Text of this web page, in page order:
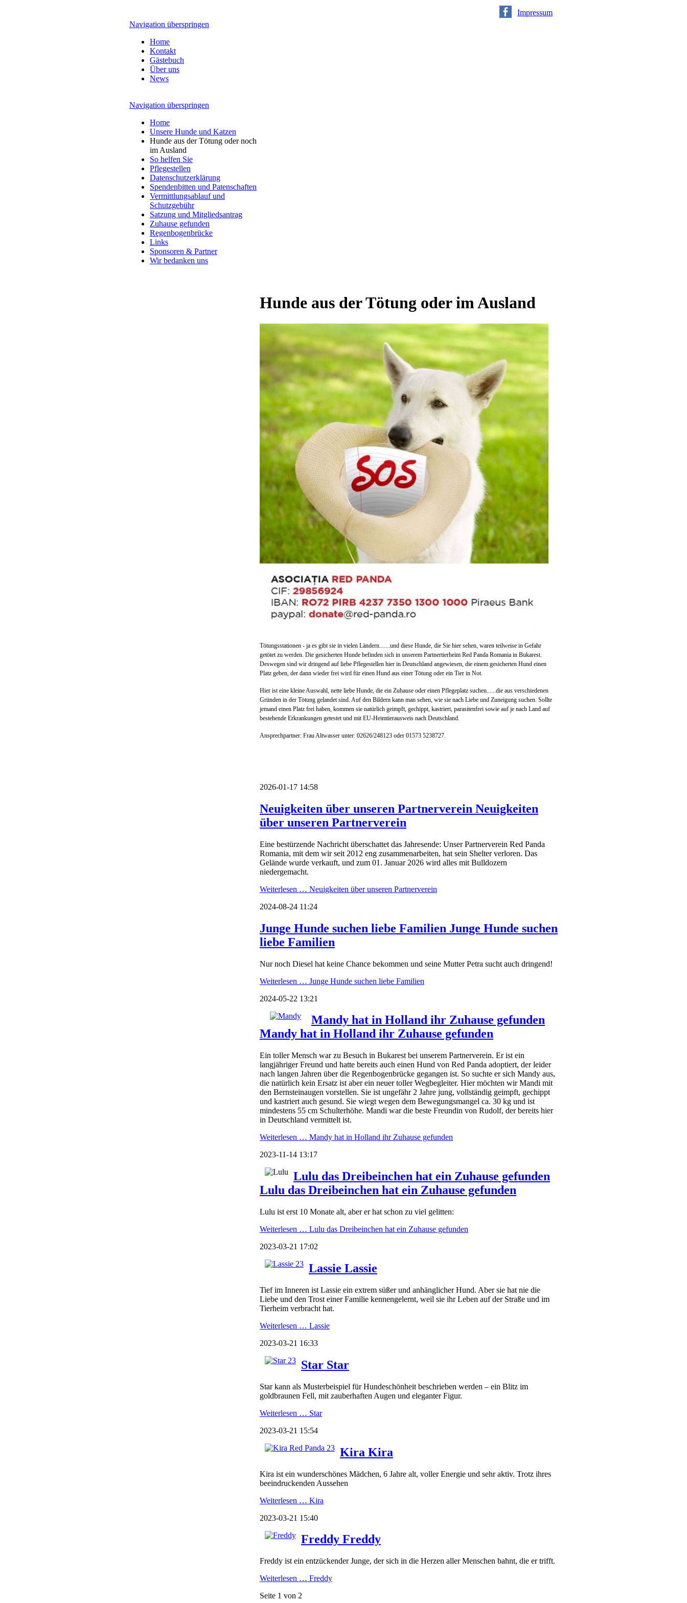
Impressum
Navigation überspringen
Home
Kontakt
Gästebuch
Über uns
News
Navigation überspringen
Home
Unsere Hunde und Katzen
Hunde aus der Tötung oder noch
im Ausland
So helfen Sie
Pflegestellen
Datenschutzerklärung
Spendenbitten und Patenschaften
Vermittlungsablauf und
Schutzgebühr
Satzung und Mitgliedsantrag
Zuhause gefunden
Regenbogenbrücke
Links
Sponsoren & Partner
Wir bedanken uns
Hunde aus der Tötung oder im Ausland
Tötungsstationen - ja es gibt sie in vielen Ländern.......und diese Hunde, die Sie hier sehen, waren teilweise in Gefahr
getötet zu werden. Die gesicherten Hunde befinden sich in unserem Partnertierheim Red Panda Romania in Bukarest.
Deswegen sind wir dringend auf liebe Pflegestellen hier in Deutschland angewiesen, die einem gesicherten Hund einen
Platz geben, der dann wieder frei wird für einen Hund aus einer Tötung oder ein Tier in Not.
Hier ist eine kleine Auswahl, nette liebe Hunde, die ein Zuhause oder einen Pflegeplatz suchen......die aus verschiedenen
Gründen in der Tötung gelandet sind. Auf den Bildern kann man sehen, wie sie nach Liebe und Zuneigung suchen. Sollte
jemand einen Platz frei haben, kommen sie natürlich geimpft, gechippt, kastriert, parasitenfrei sowie auf je nach Land auf
bestehende Erkrankungen getestet und mit EU-Heimtierausweis nach Deutschland.
Ansprechpartner: Frau Altwasser unter: 02626/248123 oder 01573 5238727.
2026-01-17 14:58
Neuigkeiten über unseren Partnerverein Neuigkeiten
über unseren Partnerverein
Eine bestürzende Nachricht überschattet das Jahresende: Unser Partnerverein Red Panda
Romania, mit dem wir seit 2012 eng zusammenarbeiten, hat sein Shelter verloren. Das
Gelände wurde verkauft, und zum 01. Januar 2026 wird alles mit Bulldozern
niedergemacht.
Weiterlesen … Neuigkeiten über unseren Partnerverein
2024-08-24 11:24
Junge Hunde suchen liebe Familien Junge Hunde suchen
liebe Familien
Nur noch Diesel hat keine Chance bekommen und seine Mutter Petra sucht auch dringend!
Weiterlesen … Junge Hunde suchen liebe Familien
2024-05-22 13:21
Mandy hat in Holland ihr Zuhause gefunden
Mandy hat in Holland ihr Zuhause gefunden
Ein toller Mensch war zu Besuch in Bukarest bei unserem Partnerverein. Er ist ein
langjähriger Freund und hatte bereits auch einen Hund von Red Panda adoptiert, der leider
nach langen Jahren über die Regenbogenbrücke gegangen ist. So suchte er sich Mandy aus,
die natürlich kein Ersatz ist aber ein neuer toller Wegbegleiter. Hier möchten wir Mandi mit
den Bernsteinaugen vorstellen. Sie ist ungefähr 2 Jahre jung, vollständig geimpft, gechippt
und kastriert auch gesund. Sie wiegt wegen dem Bewegungsmangel ca. 30 kg und ist
mindestens 55 cm Schulterhöhe. Mandi war die beste Freundin von Rudolf, der bereits hier
in Deutschland vermittelt ist.
Weiterlesen … Mandy hat in Holland ihr Zuhause gefunden
2023-11-14 13:17
Lulu das Dreibeinchen hat ein Zuhause gefunden
Lulu das Dreibeinchen hat ein Zuhause gefunden
Lulu ist erst 10 Monate alt, aber er hat schon zu viel gelitten:
Weiterlesen … Lulu das Dreibeinchen hat ein Zuhause gefunden
2023-03-21 17:02
Lassie Lassie
Tief im Inneren ist Lassie ein extrem süßer und anhänglicher Hund. Aber sie hat nie die
Liebe und den Trost einer Familie kennengelernt, weil sie ihr Leben auf der Straße und im
Tierheim verbracht hat.
Weiterlesen … Lassie
2023-03-21 16:33
Star Star
Star kann als Musterbeispiel für Hundeschönheit beschrieben werden – ein Blitz im
goldbraunen Fell, mit zauberhaften Augen und eleganter Figur.
Weiterlesen … Star
2023-03-21 15:54
Kira Kira
Kira ist ein wunderschönes Mädchen, 6 Jahre alt, voller Energie und sehr aktiv. Trotz ihres
beeindruckenden Aussehen
Weiterlesen … Kira
2023-03-21 15:40
Freddy Freddy
Freddy ist ein entzückender Junge, der sich in die Herzen aller Menschen bahnt, die er trifft.
Weiterlesen … Freddy
Seite 1 von 2